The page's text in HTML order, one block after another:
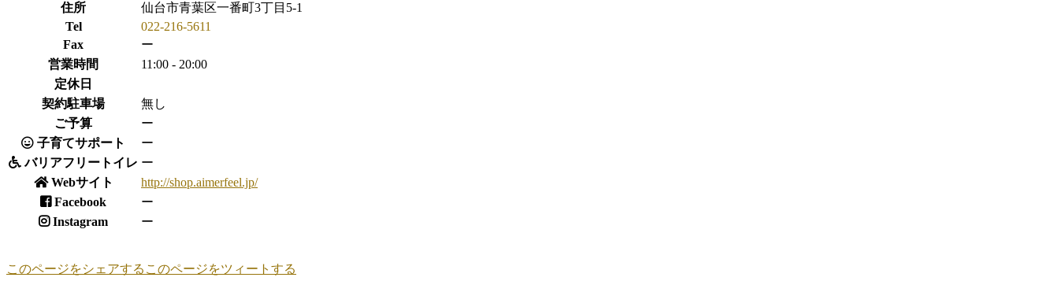
住所
仙台市青葉区一番町3丁目5-1
Tel
022-216-5611
Fax
ー
営業時間
11:00 - 20:00
定休日
契約駐車場
無し
ご予算
ー
子育てサポート
ー
バリアフリートイレ ー
Webサイト
http://shop.aimerfeel.jp/
Facebook
ー
Instagram
ー
このページをシェアする このページをツィートする